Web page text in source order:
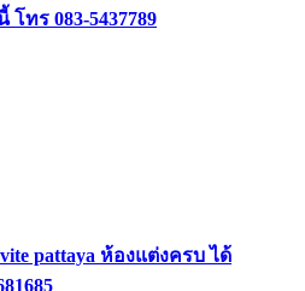
ทร 083-5437789
pattaya ห้องแต่งครบ ได้